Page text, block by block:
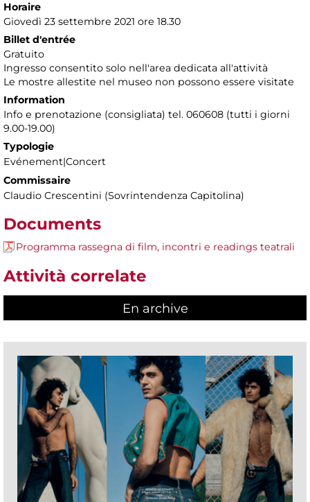
Horaire
Giovedì 23 settembre 2021 ore 18.30
Billet d'entrée
Gratuito
Ingresso consentito solo nell'area dedicata all'attività
Le mostre allestite nel museo non possono essere visitate
Information
Info e prenotazione (consigliata) tel. 060608 (tutti i giorni
9.00-19.00)
Typologie
Evénement|Concert
Commissaire
Claudio Crescentini (Sovrintendenza Capitolina)
Documents
Programma rassegna di film, incontri e readings teatrali
Attività correlate
En archive